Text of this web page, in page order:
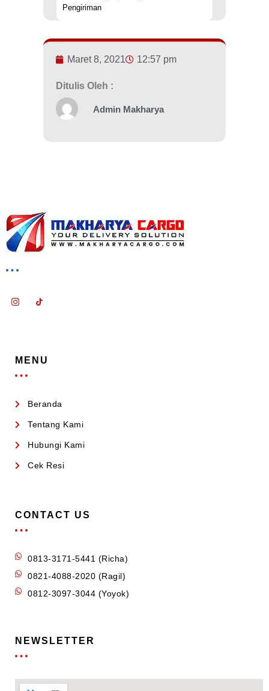
Pengiriman
Maret 8, 2021 12:57 pm
Ditulis Oleh :
Admin Makharya
MENU
Beranda
Tentang Kami
Hubungi Kami
Cek Resi
CONTACT US
0813-3171-5441 (Richa)
0821-4088-2020 (Ragil)
0812-3097-3044 (Yoyok)
NEWSLETTER